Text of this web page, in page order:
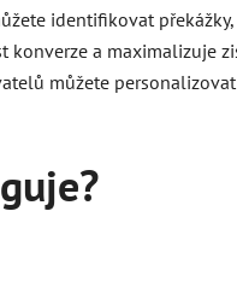
identifikovat
konverze a maximalizuje
můžete
?